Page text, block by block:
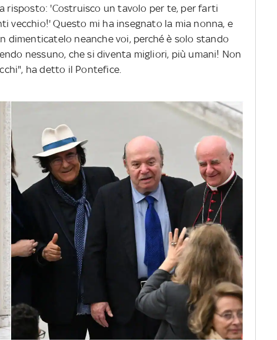
risposto: 'Costruisco un tavolo per te, per farti
vecchio!' Questo mi ha insegnato la mia nonna, e
dimenticatelo neanche voi, perché è solo stando
nessuno, che si diventa migliori, più umani! Non
ha detto il Pontefice.